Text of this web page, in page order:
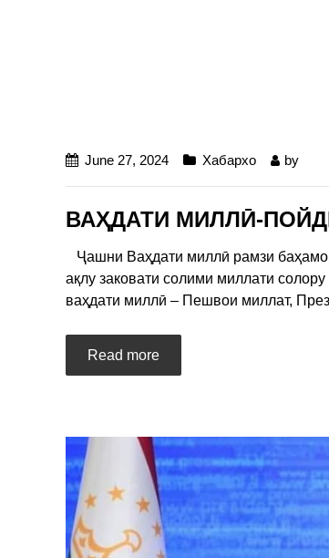
June 27, 2024 Хабархо by
ВАҲДАТИ МИЛЛӢ-
Ҷашни Ваҳдати миллӣ рамзи
ақлу заковати солими миллати
ваҳдати миллӣ – Пешвои миллат,
Read more